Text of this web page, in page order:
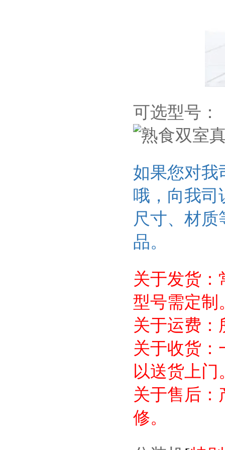
可选型号：
如果您对我
哦，向我司
尺寸、材
品。
关于发货：
型号需定制
关于运费：
关于收货：
以送货上门
关于售后：
修。